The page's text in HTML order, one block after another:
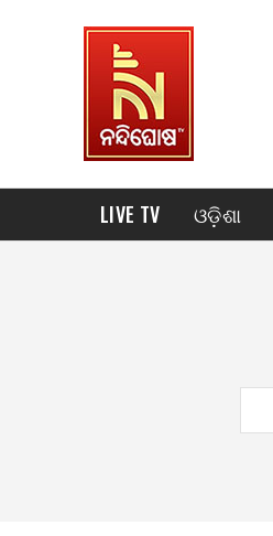
LIVE TV ଓଡ଼ିଶା